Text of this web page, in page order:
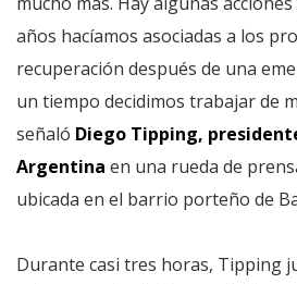
años hacíamos asociadas a los
recuperación después de una
un tiempo decidimos trabajar de
señaló Diego Tipping,
Argentina en una rueda de
ubicada en el barrio porteño de
Durante casi tres horas, Tipping